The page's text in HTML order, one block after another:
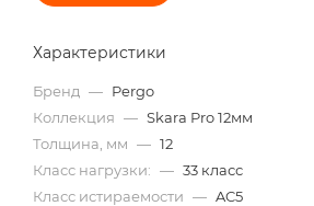
Характеристики
Бренд — Pergo
Коллекция — Skara Pro 12мм
Толщина, мм — 12
Класс нагрузки: — 33 класс
Класс истираемости — AC5